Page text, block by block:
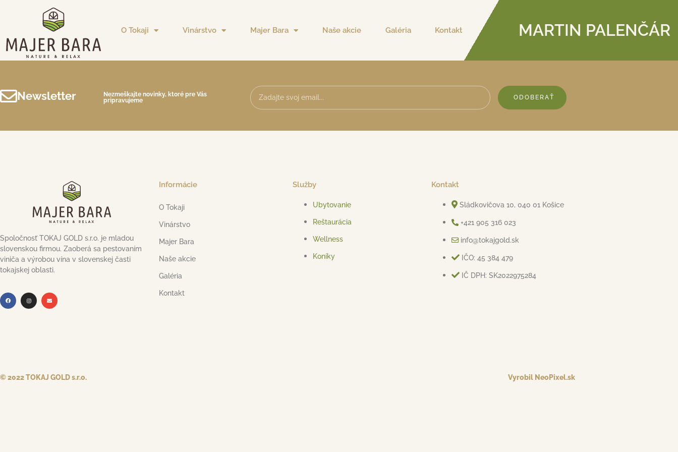
O Tokaji Vinárstvo Majer Bara Naše akcie Galéria Kontakt MARTIN PALENČÁR
Newsletter
Nezmeškajte novinky, ktoré pre Vás
pripravujeme
ODOBERAŤ
Spoločnosť TOKAJ GOLD s.r.o. je mladou
slovenskou firmou. Zaoberá sa pestovaním
viniča a výrobou vína v slovenskej časti
tokajskej oblasti.
Informácie
O Tokaji
Vinárstvo
Majer Bara
Naše akcie
Galéria
Kontakt
Služby
Ubytovanie
Reštaurácia
Wellness
Koníky
Kontakt
Sládkovičova 10, 040 01 Košice
+421 905 316 023
info@tokajgold.sk
IČO: 45 384 479
IČ DPH: SK2022975284
© 2022 TOKAJ GOLD s.r.o. Vyrobil NeoPixel.sk